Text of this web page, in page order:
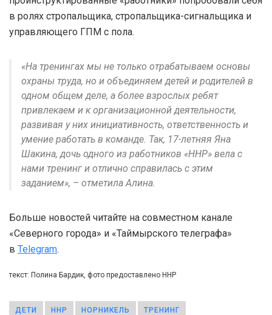
в ролях стропальщика, стропальщика-сигнальщика и
управляющего ГПМ с пола.
«На тренингах мы не только отрабатываем основы
охраны труда, но и объединяем детей и родителей в
одном общем деле, а более взрослых ребят
привлекаем и к организационной деятельности,
развивая у них инициативность, ответственность и
умение работать в команде. Так, 17-летняя Яна
Шакина, дочь одного из работников «ННР» вела с
нами тренинг и отлично справилась с этим
заданием», – отметила Алина.
Больше новостей читайте на совместном канале
«Северного города» и «Таймырского телеграфа»
в Telegram.
текст: Полина Бардик, фото предоставлено ННР
ДЕТИ ННР НОРНИКЕЛЬ ТРЕНИНГ